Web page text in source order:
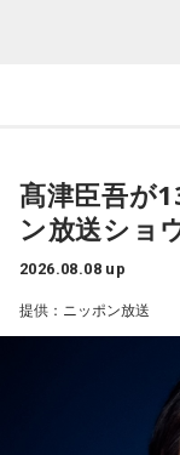
番組Webサイト：
音声コンテンツプ
ル音声も配信中！
ふと見ると、あな
ました。
それは何でしたか
1． 鳩のぬいぐるみ
2． パスポートな
3． 買ったばかり
髙津臣吾が
ン放送ショ
2026.08.08 up
提供：ニッポン放送